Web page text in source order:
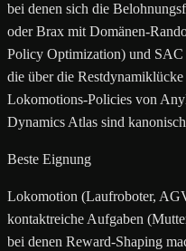
bei denen sich die
oder Brax mit Domänen-
Policy Optimization) und
die über die
Lokomotions-Policies von
Dynamics Atlas sind
Beste Eignung
Lokomotion (Laufroboter,
kontaktreiche Aufgaben
bei denen Reward-Shaping